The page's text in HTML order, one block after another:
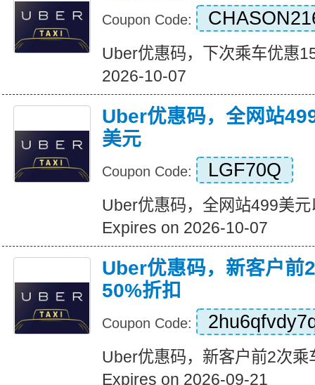
Coupon Code:
Uber优惠码，下次乘车优惠
2026-10-07
Uber优惠码，全网站
美元
Coupon Code: LGF70Q
Uber优惠码，全网站499美
Expires on 2026-10-07
Uber优惠码，新客户前
50%折扣
Coupon Code:
Uber优惠码，新客户前2次乘
Expires on 2026-09-21